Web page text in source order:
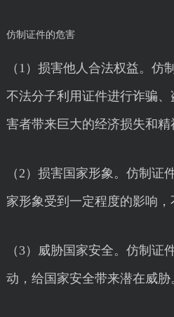
仿制证件的危害
（1）损害他人合法权益。仿
不法分子利用证件进行诈骗
害者带来巨大的经济损失和精
（2）损害国家形象。仿制证
家形象受到一定程度的影响，
（3）威胁国家安全。仿制证
动，给国家安全带来潜在威胁